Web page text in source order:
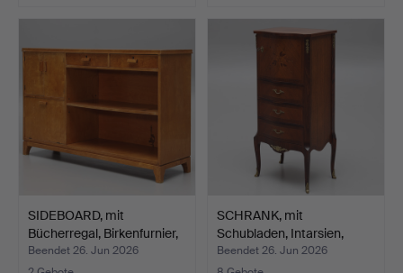
SIDEBOARD, mit
Bücherregal, Birkenfurnier,
…
Beendet 26. Jun 2026
SCHRANK, mit
Schubladen, Intarsien,
Rokoko…
Beendet 26. Jun 2026